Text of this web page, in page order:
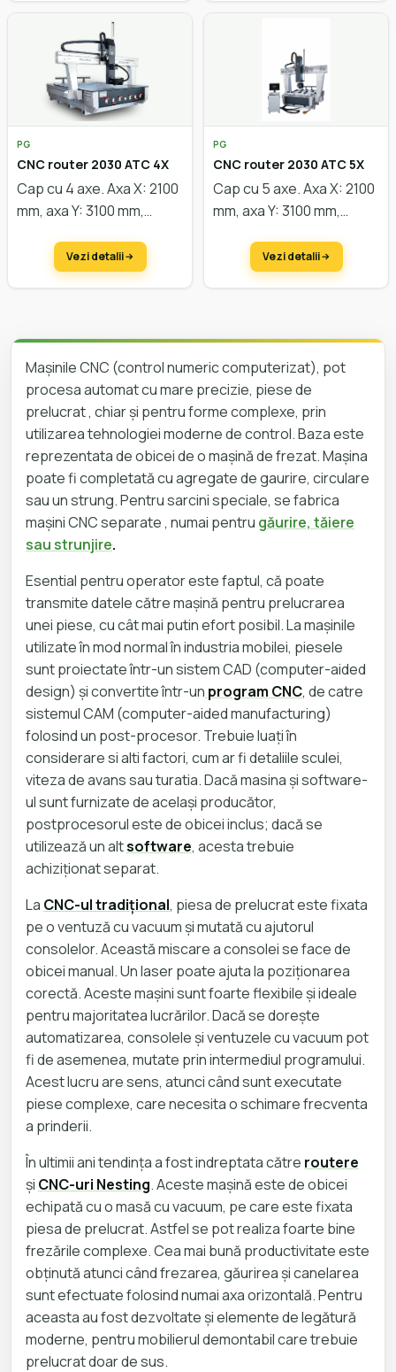
PG
CNC router 2030 ATC 4X
Cap cu 4 axe. Axa X: 2100
mm, axa Y: 3100 mm,
masă vacuum,
putere motor 9
personalizată
Vezi detalii
PG
CNC router 2030 ATC 5X
Cap cu 5 axe. Axa X: 2100
mm, axa Y: 3100 mm,
masă vacuum,
putere motor 9
personalizată
Vezi detalii
Mașinile CNC (control numeric computerizat), pot
procesa automat cu mare precizie, piese de
prelucrat , chiar și pentru forme complexe, prin
utilizarea tehnologiei moderne de control. Baza este
reprezentata de obicei de o mașină de frezat. Mașina
poate fi completată cu agregate de gaurire, circulare
sau un strung. Pentru sarcini speciale, se fabrica
mașini CNC separate , numai pentru găurire, tăiere
sau strunjire.
Esential pentru operator este faptul, că poate
transmite datele către mașină pentru prelucrarea
unei piese, cu cât mai putin efort posibil. La mașinile
utilizate în mod normal în industria mobilei, piesele
sunt proiectate într-un sistem CAD (computer-aided
design) și convertite într-un program CNC, de catre
sistemul CAM (computer-aided manufacturing)
folosind un post-procesor. Trebuie luați în
considerare si alti factori, cum ar fi detaliile sculei,
viteza de avans sau turatia. Dacă masina și software-
ul sunt furnizate de același producător,
postprocesorul este de obicei inclus; dacă se
utilizează un altsoftware, acesta trebuie
achiziționat separat.
La CNC-ul tradițional, piesa de prelucrat este fixata
pe o ventuză cu vacuum și mutată cu ajutorul
consolelor. Această miscare a consolei se face de
obicei manual. Un laser poate ajuta la poziționarea
corectă. Aceste mașini sunt foarte flexibile și ideale
pentru majoritatea lucrărilor. Dacă se dorește
automatizarea, consolele și ventuzele cu vacuum pot
fi de asemenea, mutate prin intermediul programului.
Acest lucru are sens, atunci când sunt executate
piese complexe, care necesita o schimare frecventa
a prinderii.
În ultimii ani tendința a fost indreptata către routere
și CNC-uri Nesting. Aceste mașină este de obicei
echipată cu o masă cu vacuum, pe care este fixata
piesa de prelucrat. Astfel se pot realiza foarte bine
frezările complexe. Cea mai bună productivitate este
obținută atunci când frezarea, găurirea și canelarea
sunt efectuate folosind numai axa orizontală. Pentru
aceasta au fost dezvoltate și elemente de legătură
moderne, pentru mobilierul demontabil care trebuie
prelucrat doar de sus.